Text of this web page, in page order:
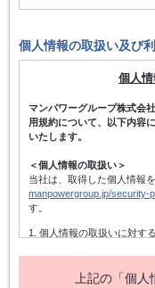
個人情報の取扱い及び
個人
マンパワーグループ株式会
用規約について、以下内容
いたします。
＜個人情報の取扱い＞
当社は、取得した個人情報
manpowergroup.jp/security-
す。
1. 個人情報の取扱いに対す
ます。また、個人情報の
上記の「個人